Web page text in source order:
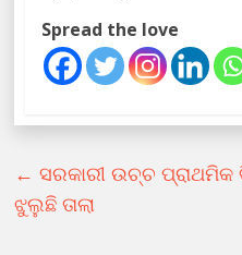
Spread the love
← ସରକାରୀ ଉଚ୍ଚ ପ୍ରାଥମିକ
ଝୁଲୁଛି ତାଲା